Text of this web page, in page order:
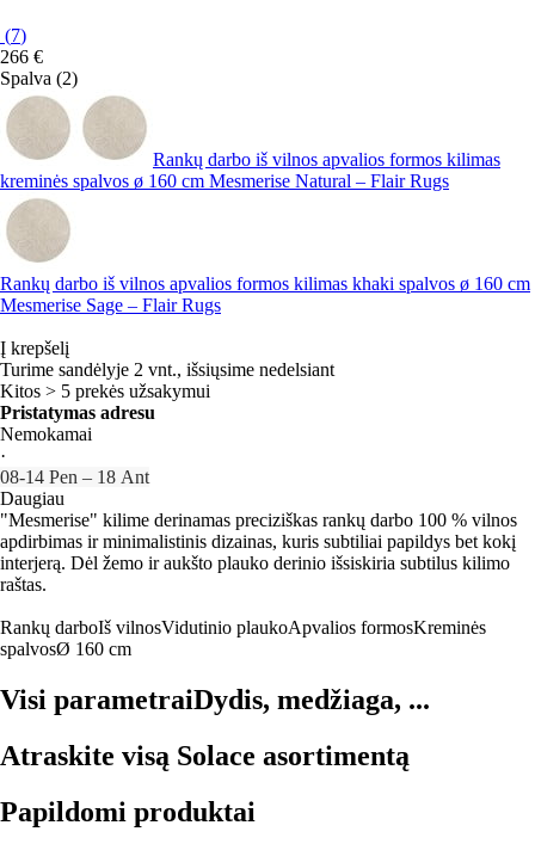
(7)
266 €
Spalva (2)
Rankų darbo iš vilnos apvalios formos kilimas
kreminės spalvos ø 160 cm Mesmerise Natural – Flair Rugs
Rankų darbo iš vilnos apvalios formos kilimas khaki spalvos ø 160 cm
Mesmerise Sage – Flair Rugs
Į krepšelį
Turime sandėlyje 2 vnt., išsiųsime nedelsiant
Kitos > 5 prekės užsakymui
Pristatymas adresu
Nemokamai
·
08‑14 Pen – 18 Ant
Daugiau
"Mesmerise" kilime derinamas preciziškas rankų darbo 100 % vilnos
apdirbimas ir minimalistinis dizainas, kuris subtiliai papildys bet kokį
interjerą. Dėl žemo ir aukšto plauko derinio išsiskiria subtilus kilimo
raštas.
Rankų darboIš vilnosVidutinio plaukoApvalios formosKreminės
spalvosØ 160 cm
Visi parametraiDydis, medžiaga, ...
Atraskite visą Solace asortimentą
Papildomi produktai